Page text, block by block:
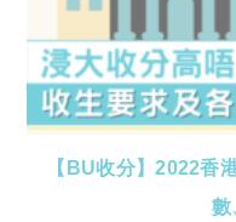
【BU收分】2022香
數